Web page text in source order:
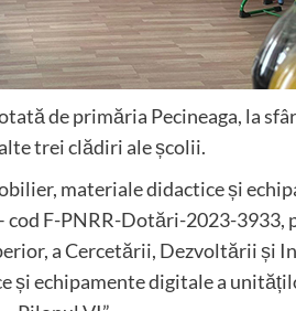
de primăria Pecineaga, la
trei clădiri ale școlii.
materiale didactice și
cod F-PNRR-Dotări-2023-3933,
a Cercetării, Dezvoltării și
și echipamente digitale a